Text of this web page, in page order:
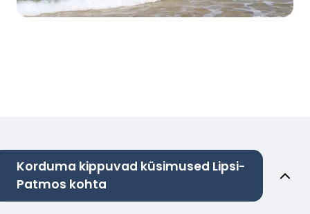
Korduma kippuvad küsimused Lipsi-
Patmos kohta